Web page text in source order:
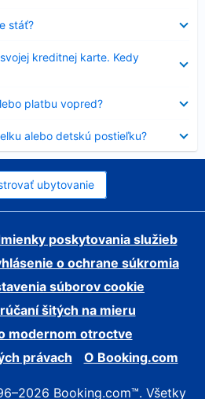
stáť?
kreditnej karte. Kedy
platbu vopred?
alebo detskú postieľku?
ubytovanie
poskytovania služieb
o ochrane súkromia
súborov cookie
šitých na mieru
modernom otroctve
právach
O Booking.com
Booking.com™. Všetky